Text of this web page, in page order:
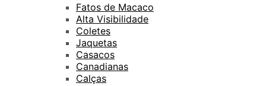
Fatos de Macaco
Alta Visibilidade
Coletes
Jaquetas
Casacos
Canadianas
Calças